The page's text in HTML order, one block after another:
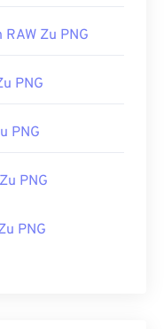
RAW Zu PNG
PNG
PNG
PNG
PNG